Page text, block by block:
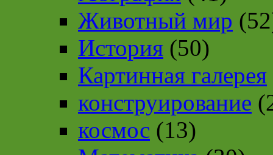
Животный мир
История (50)
Картинная галерея
конструирование
космос (13)